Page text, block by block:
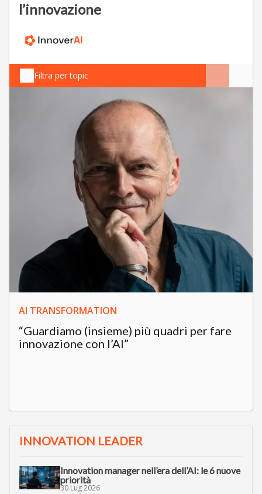
l’innovazione
Filtra per topic
AI TRANSFORMATION
“Guardiamo (insieme) più quadri per fare
innovazione con l’AI”
INNOVATION LEADER
Innovation manager nell’era dell’AI: le 6 nuove
priorità
30 Lug 2026